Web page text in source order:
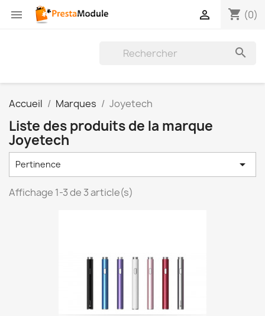
 shopping_cart (0)


Accueil Marques Joyetech
Liste des produits de la marque
Joyetech
Pertinence 
Affichage 1-3 de 3 article(s)